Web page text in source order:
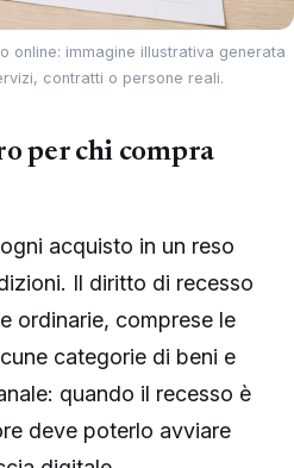
online: immagine illustrativa generata
contratti o persone reali.
per chi compra
acquisto in un reso
Il diritto di recesso
ordinarie, comprese le
categorie di beni e
quando il recesso è
deve poterlo avviare